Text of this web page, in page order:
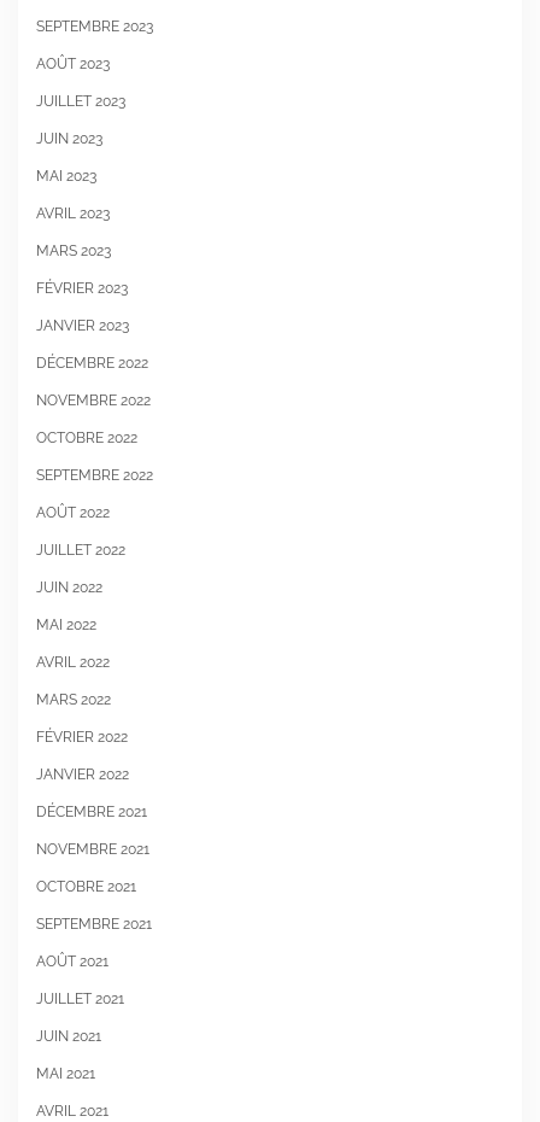
SEPTEMBRE 2023
AOÛT 2023
JUILLET 2023
JUIN 2023
MAI 2023
AVRIL 2023
MARS 2023
FÉVRIER 2023
JANVIER 2023
DÉCEMBRE 2022
NOVEMBRE 2022
OCTOBRE 2022
SEPTEMBRE 2022
AOÛT 2022
JUILLET 2022
JUIN 2022
MAI 2022
AVRIL 2022
MARS 2022
FÉVRIER 2022
JANVIER 2022
DÉCEMBRE 2021
NOVEMBRE 2021
OCTOBRE 2021
SEPTEMBRE 2021
AOÛT 2021
JUILLET 2021
JUIN 2021
MAI 2021
AVRIL 2021